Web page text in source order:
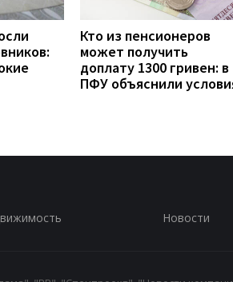
Кто из пенсионеров
может получить
доплату 1300 гривен: в
ПФУ объяснили
Новости